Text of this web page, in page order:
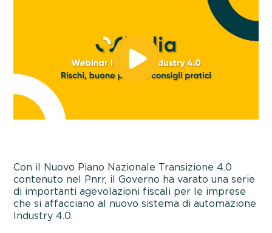
Con il Nuovo Piano Nazionale Transizione 4.0
contenuto nel Pnrr, il Governo ha varato una serie
di importanti agevolazioni fiscali per le imprese
che si affacciano al nuovo sistema di automazione
Industry 4.0.